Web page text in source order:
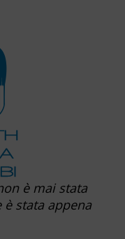
è mai stata
stata appena